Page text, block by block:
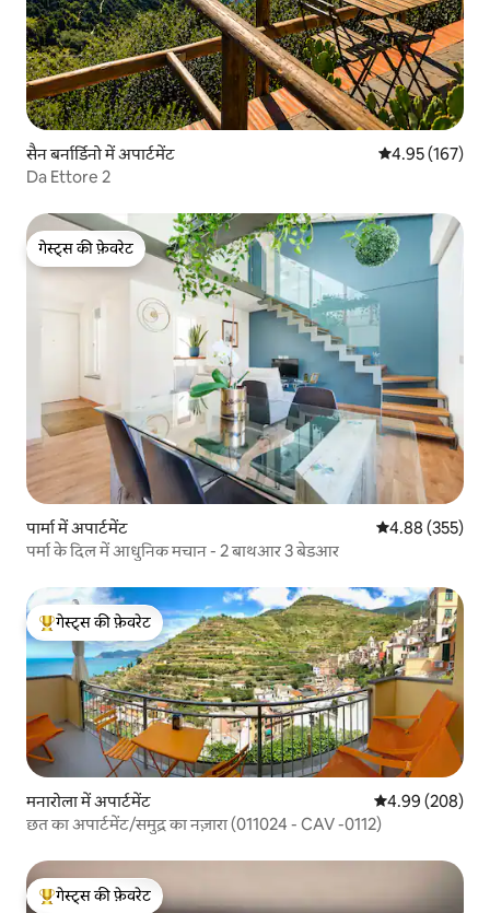
सैन बर्नार्डिनो में अपार्टमेंट औसत रेटिंग 5 में से
4.95 (167)
Da Ettore 2
गेस्ट्स की फ़ेवरेट
गेस्ट्स की फ़ेवरेट
पार्मा में अपार्टमेंट औसत रेटिंग 5 में से
4.88 (355)
पर्मा के दिल में आधुनिक मचान - 2 बाथआर 3 बेडआर
गेस्ट्स का टॉप फ़ेवरेट
गेस्ट्स की फ़ेवरेट
मनारोला में अपार्टमेंट औसत रेटिंग 5 में से
4.99 (208)
छत का अपार्टमेंट/समुद्र का नज़ारा (011024 - CAV -0112)
गेस्ट्स का टॉप फ़ेवरेट
गेस्ट्स की फ़ेवरेट